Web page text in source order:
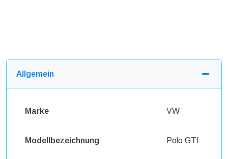
Allgemein
Marke VW
Modellbezeichnung Polo GTI